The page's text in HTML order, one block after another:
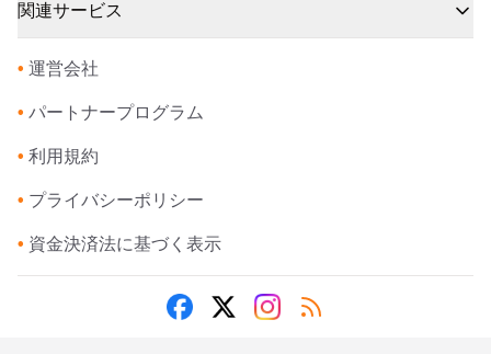
関連サービス
• 運営会社
• パートナープログラム
• 利用規約
• プライバシーポリシー
• 資金決済法に基づく表示